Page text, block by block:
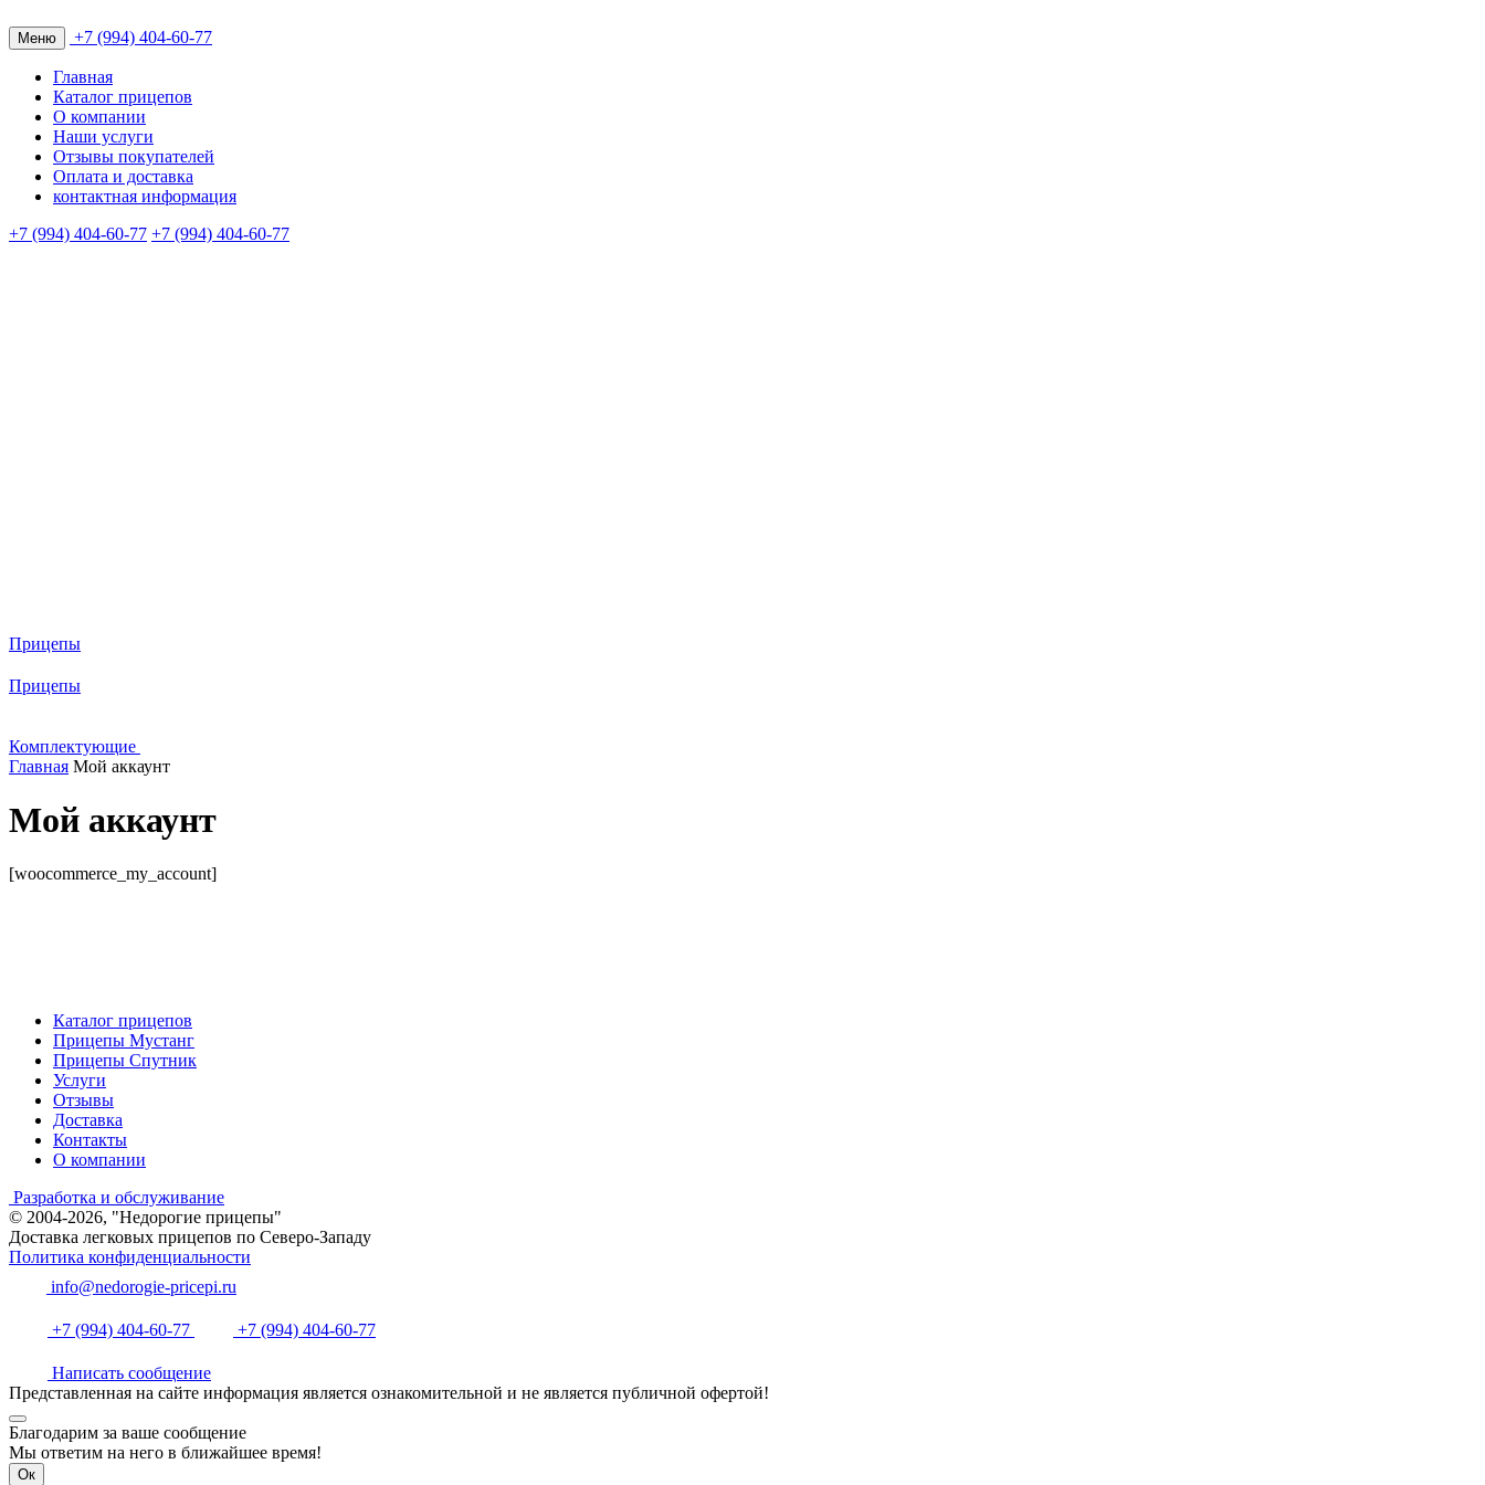
Меню +7 (994) 404-60-77
Главная
Каталог прицепов
О компании
Наши услуги
Отзывы покупателей
Оплата и доставка
контактная информация
+7 (994) 404-60-77 +7 (994) 404-60-77
Прицепы
Прицепы
Комплектующие
Главная Мой аккаунт
Мой аккаунт
[woocommerce_my_account]
Каталог прицепов
Прицепы Мустанг
Прицепы Спутник
Услуги
Отзывы
Доставка
Контакты
О компании
Разработка и обслуживание
© 2004-2026, "Недорогие прицепы"
Доставка легковых прицепов по Северо-Западу
Политика конфиденциальности
info@nedorogie-pricepi.ru
+7 (994) 404-60-77 +7 (994) 404-60-77
Написать сообщение
Представленная на сайте информация является ознакомительной и не является публичной офертой!
Благодарим за ваше сообщение
Мы ответим на него в ближайшее время!
Ок